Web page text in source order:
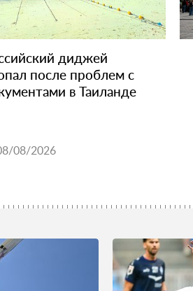
диджей
после проблем с
в Таиланде
08/2026